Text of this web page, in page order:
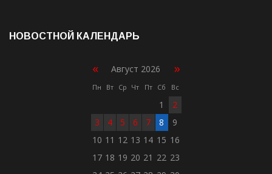
НОВОСТНОЙ КАЛЕНДАРЬ
« Август 2026 »
Пн Вт Ср Чт Пт Сб Вс
1
2
3
4 5 6 7 8
9
10 11 12 13 14 15 16
17 18 19 20 21 22 23